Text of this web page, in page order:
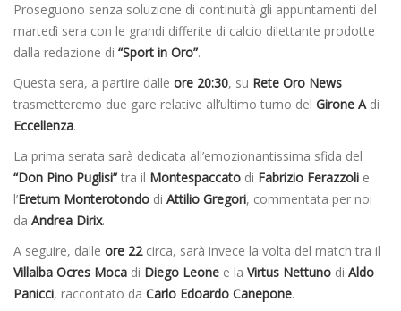
Proseguono senza soluzione di continuità gli appuntamenti del
martedì sera con le grandi differite di calcio dilettante prodotte
dalla redazione di “Sport in Oro”.
Questa sera, a partire dalle ore 20:30, su Rete Oro News
trasmetteremo due gare relative all’ultimo turno del Girone Adi
Eccellenza.
La prima serata sarà dedicata all’emozionantissima sfida del
“Don Pino Puglisi” tra il Montespaccato di Fabrizio Ferazzoli e
l’Eretum Monterotondo di Attilio Gregori, commentata per noi
da Andrea Dirix.
A seguire, dalle ore 22circa, sarà invece la volta del match tra il
Villalba Ocres Moca di Diego Leone e la Virtus Nettuno di Aldo
Panicci, raccontato da Carlo Edoardo Canepone.